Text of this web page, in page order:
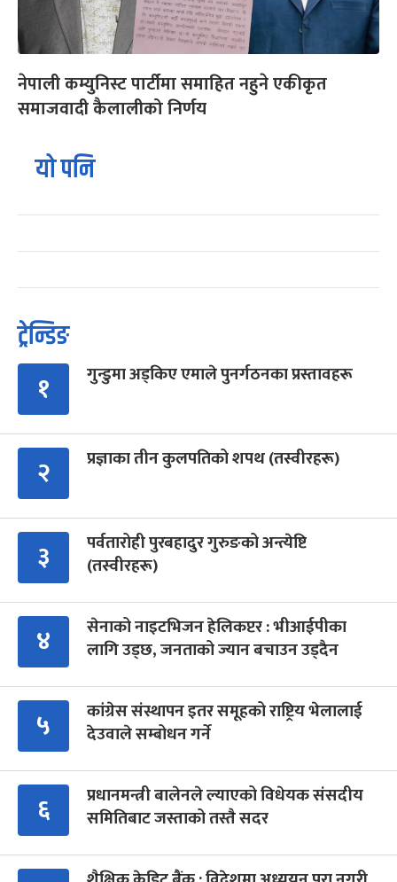
नेपाली कम्युनिस्ट पार्टीमा समाहित नहुने एकीकृत
समाजवादी कैलालीको निर्णय
यो पनि
ट्रेन्डिङ
१ गुन्डुमा अड्किए एमाले पुनर्गठनका प्रस्तावहरू
२ प्रज्ञाका तीन कुलपतिको शपथ (तस्वीरहरू)
३
पर्वतारोही पुरबहादुर गुरुङको अन्त्येष्टि
(तस्वीरहरू)
४
सेनाको नाइटभिजन हेलिकप्टर : भीआईपीका
लागि उड्छ, जनताको ज्यान बचाउन उड्दैन
५
कांग्रेस संस्थापन इतर समूहको राष्ट्रिय भेलालाई
देउवाले सम्बोधन गर्ने
६
प्रधानमन्त्री बालेनले ल्याएको विधेयक संसदीय
समितिबाट जस्ताको तस्तै सदर